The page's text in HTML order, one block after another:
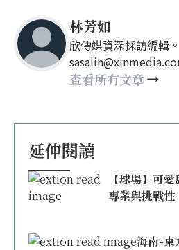
林芳如
欣傳媒資深採訪編輯。
查看所有文章
延伸閱讀
【球場】可
專業與挑戰性
海南-東